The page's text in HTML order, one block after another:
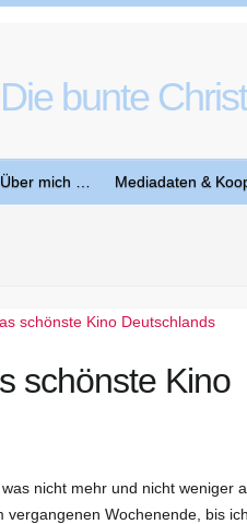
Über mich … Mediadaten &
schönste Kino
nicht mehr und nicht weniger
Wochenende, bis